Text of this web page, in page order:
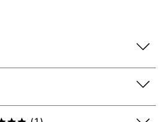
Hat - Strickmütze